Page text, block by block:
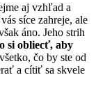
aj vzhľad a
síce zahreje, ale
áno. Jeho strih
si obliecť, aby
čo by ste od
a cítiť sa skvele